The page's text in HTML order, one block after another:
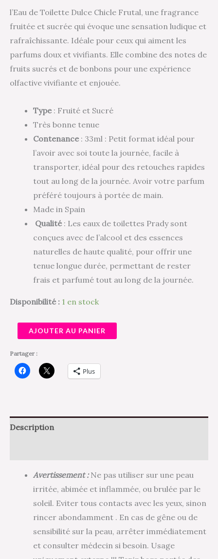
l’Eau de Toilette Dulce Chicle Frutal, une fragrance
fruitée et sucrée qui évoque une sensation ludique et
rafraîchissante. Idéale pour ceux qui aiment les
parfums doux et vivifiants. Elle combine des notes de
fruits sucrés et de bonbons pour une expérience
olfactive vivifiante et enjouée.
Type: Fruité et Sucré
Très bonne tenue
Contenance: 33ml : Petit format idéal pour
l’avoir avec soi toute la journée, facile à
transporter, idéal pour des retouches rapides
tout au long de la journée. Avoir votre parfum
préféré toujours à portée de main.
Made in Spain
Qualité: Les eaux de toilettes Prady sont
conçues avec de l’alcool et des essences
naturelles de haute qualité, pour offrir une
tenue longue durée, permettant de rester
frais et parfumé tout au long de la journée.
Disponibilité : 1 en stock
AJOUTER AU PANIER
Partager :
Plus
Description
Avertissement :Ne pas utiliser sur une peau
irritée, abimée et inflammée, ou brulée par le
soleil. Eviter tous contacts avec les yeux, sinon
rincer abondamment . En cas de gêne ou de
sensibilité sur la peau, arrêter immédiatement
et consulter médecin si besoin. Usage